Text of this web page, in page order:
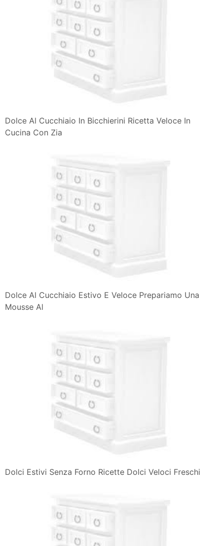
Dolce Al Cucchiaio In Bicchierini Ricetta Veloce In
Cucina Con Zia
Dolce Al Cucchiaio Estivo E Veloce Prepariamo Una
Mousse Al
Dolci Estivi Senza Forno Ricette Dolci Veloci Freschi